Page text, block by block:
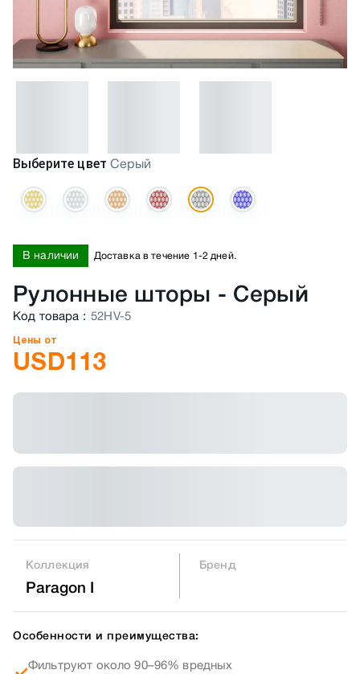
Выберите цвет Серый
В наличии Доставка в течение 1-2 дней.
Рулонные шторы - Серый
Код товара : 52HV-5
Цены от
USD113
Коллекция
Paragon I
Бренд
Особенности и преимущества:
Фильтруют около 90–96% вредных